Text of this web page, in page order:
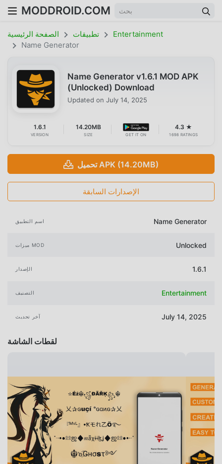
MODDROID.COM
الصفحة الرئيسية تطبيقات
Entertainment
Name Generator
Name Generator v1.6.1 MOD APK
(Unlocked) Download
Updated on July 14, 2025
1.6.1
VERSION
14.20MB
SIZE GET IT ON
4.3 ★
1698 RATINGS
تحميل APK (14.20MB)
الإصدارات السابقة
اسم التطبيق Name Generator
ميزات MOD Unlocked
الإصدار 1.6.1
التصنيف Entertainment
آخر تحديث July 14, 2025
لقطات الشاشة